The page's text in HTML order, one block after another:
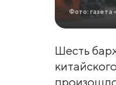
Фото: газета
Шесть